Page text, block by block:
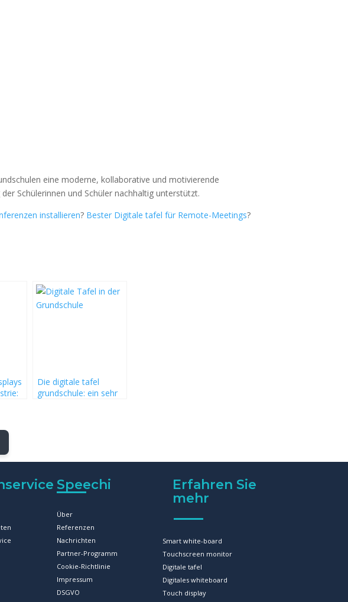
eine moderne, kollaborative und motivierende
Schülerinnen und Schüler nachhaltig unterstützt.
installieren? Bester Digitale tafel für Remote-Meetings?
Die digitale tafel
grundschule: ein sehr
Speechi
Über
Referenzen
Nachrichten
Partner-Programm
Cookie-Richtlinie
Impressum
DSGVO
Erfahren Sie
mehr
Smart white-board
Touchscreen monitor
Digitale tafel
Digitales whiteboard
Touch display